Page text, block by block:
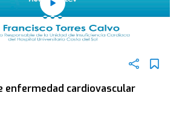
enfermedad cardiovascular